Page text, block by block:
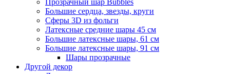
Большие сердца, звезды, круги
Сферы 3D из фольги
Латексные средние шары 45 см
Большие латексные шары, 61 см
Большие латексные шары, 91 см
Шары прозрачные
Другой декор